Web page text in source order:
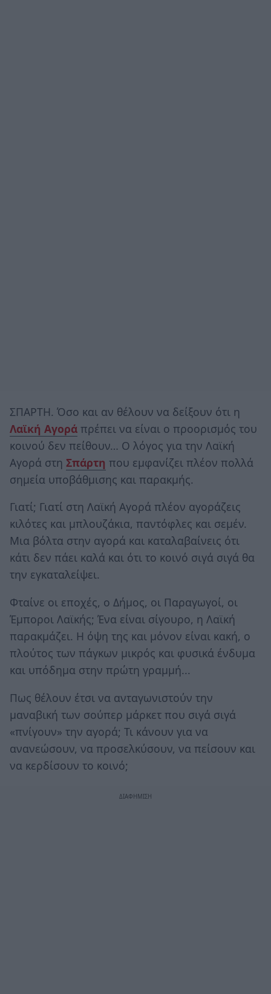
ΣΠΑΡΤΗ. Όσο και αν θέλουν να δείξουν ότι η
Λαϊκή Αγορά πρέπει να είναι ο προορισμός του
κοινού δεν πείθουν… Ο λόγος για την Λαϊκή
Αγορά στη Σπάρτη που εμφανίζει πλέον πολλά
σημεία υποβάθμισης και παρακμής.
Γιατί; Γιατί στη Λαϊκή Αγορά πλέον αγοράζεις
κιλότες και μπλουζάκια, παντόφλες και σεμέν.
Μια βόλτα στην αγορά και καταλαβαίνεις ότι
κάτι δεν πάει καλά και ότι το κοινό σιγά σιγά θα
την εγκαταλείψει.
Φταίνε οι εποχές, ο Δήμος, οι Παραγωγοί, οι
Έμποροι Λαϊκής; Ένα είναι σίγουρο, η Λαϊκή
παρακμάζει. Η όψη της και μόνον είναι κακή, ο
πλούτος των πάγκων μικρός και φυσικά ένδυμα
και υπόδημα στην πρώτη γραμμή...
Πως θέλουν έτσι να ανταγωνιστούν την
μαναβική των σούπερ μάρκετ που σιγά σιγά
«πνίγουν» την αγορά; Τι κάνουν για να
ανανεώσουν, να προσελκύσουν, να πείσουν και
να κερδίσουν το κοινό;